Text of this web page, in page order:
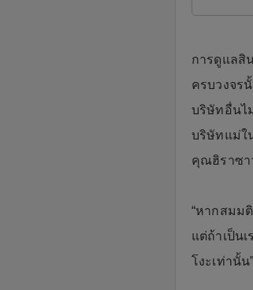
การดูแลสิ
ครบวงจร
บริษัทอื่นไ
บริษัทแม่ใ
คุณฮิราซา
“หากสมม
แต่ถ้าเป็น
โงะเท่านั้น”